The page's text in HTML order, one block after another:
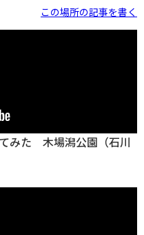
この場所の記事を書く
みた 木場潟公園（石川